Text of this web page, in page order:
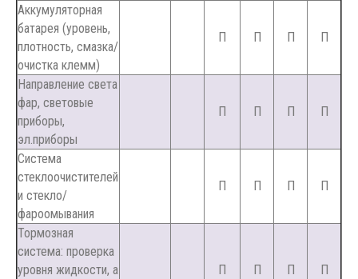
Аккумуляторная
батарея (уровень,
плотность, смазка/
очистка клемм)
П П П П
Направление света
фар, световые
приборы,
эл.приборы
П П П П
Система
стеклоочистителей
и стекло/
фароомывания
П П П П
Тормозная
система: проверка
уровня жидкости, а
П П П П